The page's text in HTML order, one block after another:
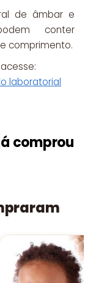
de âmbar e
conter
comprimento.
laboratorial
comprou